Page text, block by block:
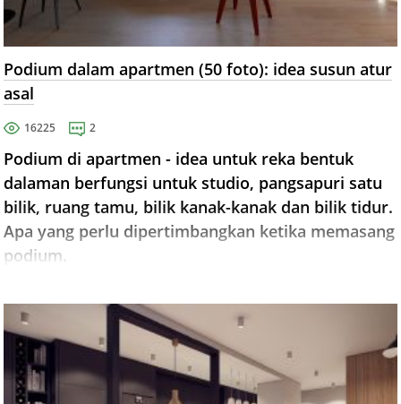
Podium dalam apartmen (50 foto): idea susun atur
asal
16225 2
Podium di apartmen - idea untuk reka bentuk
dalaman berfungsi untuk studio, pangsapuri satu
bilik, ruang tamu, bilik kanak-kanak dan bilik tidur.
Apa yang perlu dipertimbangkan ketika memasang
podium.